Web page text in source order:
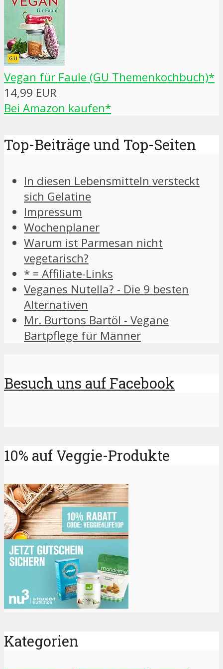
Vegan für Faule (GU Themenkochbuch)*
14,99 EUR
Bei Amazon kaufen*
Top-Beiträge und Top-Seiten
In diesen Lebensmitteln versteckt
sich Gelatine
Impressum
Wochenplaner
Warum ist Parmesan nicht
vegetarisch?
* = Affiliate-Links
Veganes Nutella? - Die 9 besten
Alternativen
Mr. Burtons Bartöl - Vegane
Bartpflege für Männer
Besuch uns auf Facebook
10% auf Veggie-Produkte
Kategorien